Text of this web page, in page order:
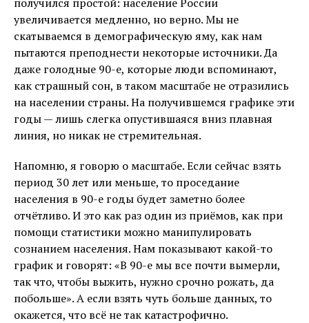
увеличивается медленно, но верно. Мы не
скатываемся в демографическую яму, как нам
пытаются преподнести некоторые источники. Да
даже голодные 90-е, которые люди вспоминают,
как страшный сон, в таком масштабе не отразились
на населении страны. На получившемся графике эти
годы — лишь слегка опустившаяся вниз плавная
линия, но никак не стремительная.
Напомню, я говорю о масштабе. Если сейчас взять
период 30 лет или меньше, то проседание
населения в 90-е годы будет заметно более
отчётливо. И это как раз один из приёмов, как при
помощи статистики можно манипулировать
сознанием населения. Нам показывают какой-то
график и говорят: «В 90-е мы все почти вымерли,
так что, чтобы выжить, нужно срочно рожать, да
побольше». А если взять чуть больше данных, то
окажется, что всё не так катастрофично.